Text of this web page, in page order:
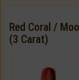
Red Coral /
(3 Carat)